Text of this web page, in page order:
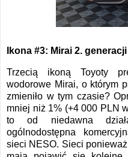
Ikona #3: Mirai 2. generacji
Trzecią ikoną Toyoty
wodorowe Mirai, o którym
zmieniło w tym czasie?
mniej niż 1% (+4 000 PLN
to od niedawna
ogólnodostępna
sieci NESO. Sieci